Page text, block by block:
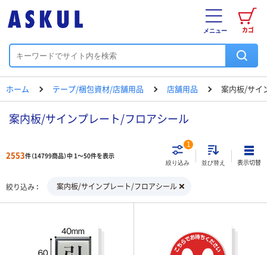
カゴ
メニュー
ホーム テープ/梱包資材/店舗用品 店舗用品 案内板/サイ
案内板/サインプレート/フロアシール
2553件（14799商品）中 1～50件を表示
絞り込み
1
並び替え 表示切替
絞り込み 案内板/サインプレート/フロアシール